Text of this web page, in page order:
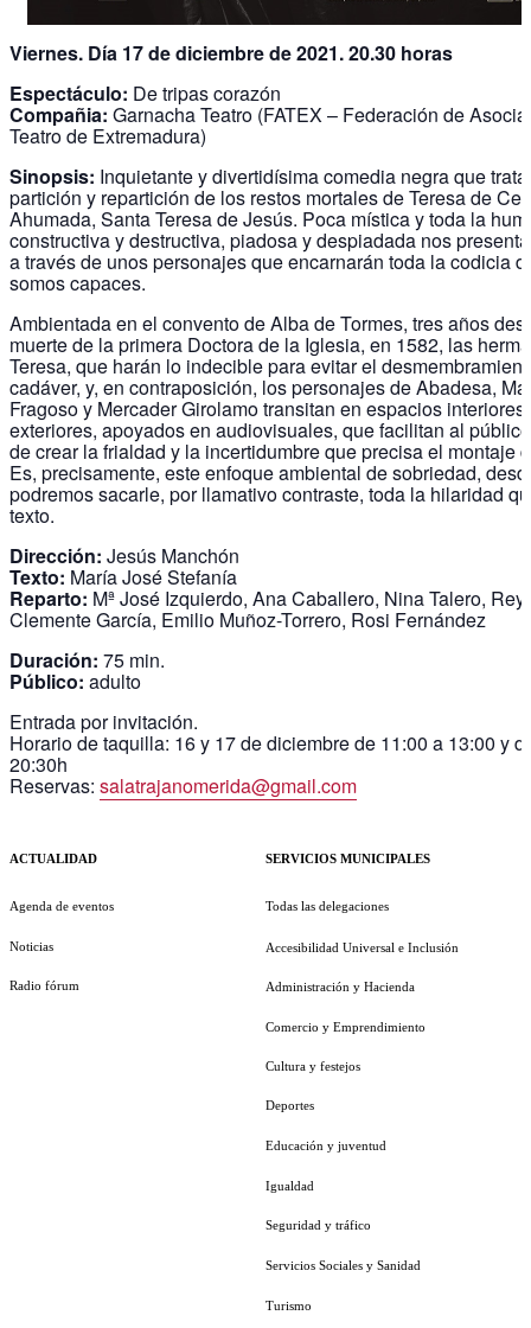
Viernes. Día 17 de diciembre de 2021. 20.30 horas
Espectáculo: De tripas corazón
Compañia: Garnacha Teatro (FATEX – Federación de
Teatro de Extremadura)
Sinopsis: Inquietante y divertidísima comedia negra que
partición y repartición de los restos mortales de Teresa de
Ahumada, Santa Teresa de Jesús. Poca mística y toda la
constructiva y destructiva, piadosa y despiadada nos
a través de unos personajes que encarnarán toda la codicia
somos capaces.
Ambientada en el convento de Alba de Tormes, tres años
muerte de la primera Doctora de la Iglesia, en 1582, las
Teresa, que harán lo indecible para evitar el
cadáver, y, en contraposición, los personajes de Abadesa,
Fragoso y Mercader Girolamo transitan en espacios interiores
exteriores, apoyados en audiovisuales, que facilitan al
de crear la frialdad y la incertidumbre que precisa el montaje
Es, precisamente, este enfoque ambiental de sobriedad,
podremos sacarle, por llamativo contraste, toda la hilaridad
texto.
Dirección: Jesús Manchón
Texto: María José Stefanía
Reparto: Mª José Izquierdo, Ana Caballero, Nina Talero,
Clemente García, Emilio Muñoz-Torrero, Rosi Fernández
Duración: 75 min.
Público: adulto
Entrada por invitación.
Horario de taquilla: 16 y 17 de diciembre de 11:00 a 13:00 y
20:30h
Reservas: salatrajanomerida@gmail.com
ACTUALIDAD
Agenda de eventos
Noticias
Radio fórum
SERVICIOS MUNICIPALES
Todas las delegaciones
Accesibilidad Universal e Inclusión
Administración y Hacienda
Comercio y Emprendimiento
Cultura y festejos
Deportes
Educación y juventud
Igualdad
Seguridad y tráfico
Servicios Sociales y Sanidad
Turismo